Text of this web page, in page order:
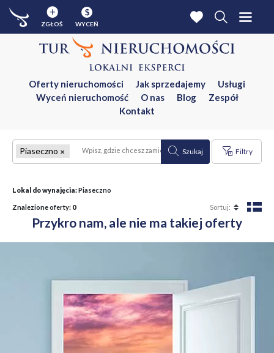
ZGŁOŚ
$
WYCEŃ
Oferty nieruchomości Jak sprzedajemy
Usługi
Wyceń nieruchomość
O nas Blog
Zespół
Kontakt
Piaseczno Szukaj Filtry
Lokal do wynajęcia:Piaseczno
Znalezione oferty: 0
Przykro nam, ale nie ma takiej oferty